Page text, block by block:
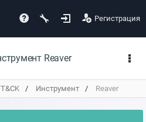
Регистрация
Reaver
Инструмент Reaver